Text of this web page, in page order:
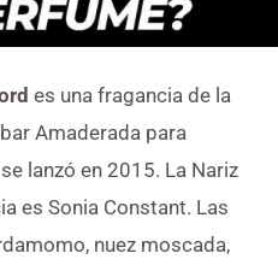
es una fragancia de la
Amaderada para
lanzó en 2015. La Nariz
es Sonia Constant. Las
nuez moscada,